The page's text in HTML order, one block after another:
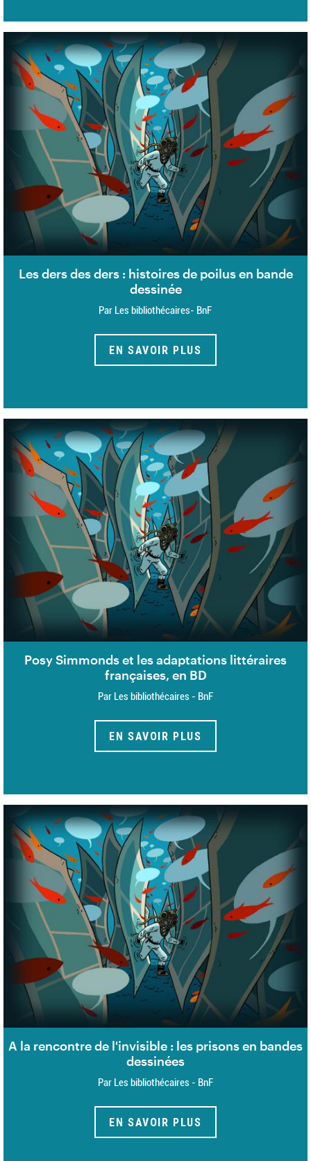
Les ders des ders : histoires de poilus en bande
dessinée
Par Les bibliothécaires- BnF
EN SAVOIR PLUS
Posy Simmonds et les adaptations littéraires
françaises, en BD
Par Les bibliothécaires - BnF
EN SAVOIR PLUS
A la rencontre de l'invisible : les prisons en bandes
dessinées
Par Les bibliothécaires - BnF
EN SAVOIR PLUS